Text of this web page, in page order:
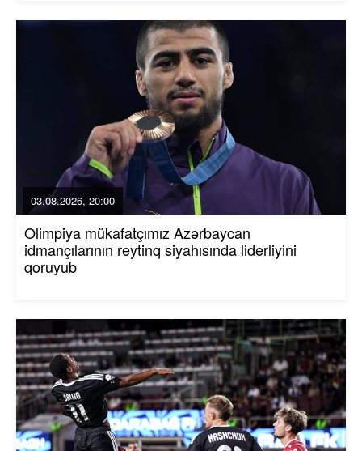
03.08.2026, 20:00
Olimpiya mükafatçımız Azərbaycan
idmançılarının reytinq siyahısında liderliyini
qoruyub